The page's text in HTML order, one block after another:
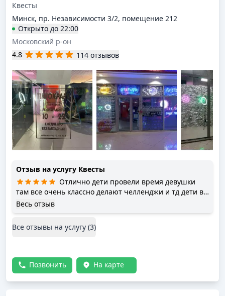
Квесты
Минск, пр. Независимости 3/2, помещение 212
Открыто до 22:00
Московский р-он
4.8
114 отзывов
Отзыв на услугу Квесты
Отлично дети провели время девушки
там все очень классно делают челленджи и тд дети в
восторге
Весь отзыв
Все отзывы на услугу (3)
Позвонить На карте